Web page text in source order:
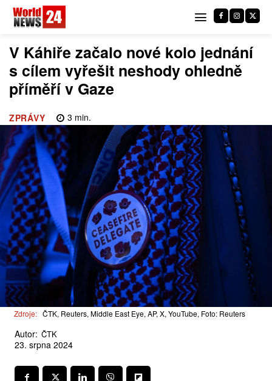
V Káhiře začalo nové kolo jednání
s cílem vyřešit neshody ohledně
příměří v Gaze
ZPRÁVY 3 min.
Zdroje: ČTK, Reuters, Middle East Eye, AP, X, YouTube, Foto: Reuters
Autor: ČTK
23. srpna 2024